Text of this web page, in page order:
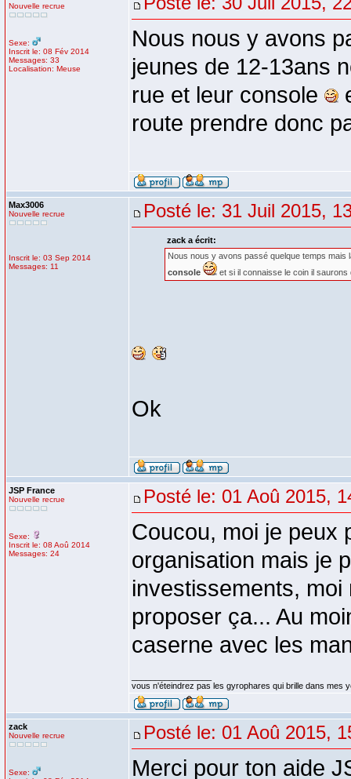
Nouvelle recrue
Sexe:
Inscrit le: 08 Fév 2014
Messages: 33
Localisation: Meuse
Nous nous y avons
jeunes de 12-13ans
rue et leur console
route prendre donc
Max3006
Nouvelle recrue
Inscrit le: 03 Sep 2014
Messages: 11
Posté le: 31 Juil 2015,
zack a écrit:
Nous nous y avons passé quelque temps mais
console
et si il connaisse le coin il saurons
Ok
JSP France
Nouvelle recrue
Sexe:
Inscrit le: 08 Aoû 2014
Messages: 24
Posté le: 01 Aoû 2015,
Coucou, moi je peux
organisation mais je
investissements,
proposer ça... Au
caserne avec les
vous n'éteindrez pas les gyrophares qui brille dans mes
zack
Nouvelle recrue
Sexe:
Posté le: 01 Aoû 2015,
Merci pour ton aide